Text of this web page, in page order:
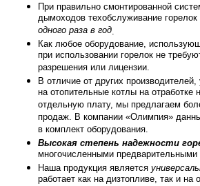
При правильно смонтированной
дымоходов техобслуживание горелок
одного раза в год
Как любое оборудование,
при использовании горелок не
разрешения или лицензии.
В отличие от других
на отопительные котлы на отработке
отдельную плату, мы предлагаем
продаж. В компании «Олимпия»
в комплект оборудования.
Высокая степень надежности
многочисленными предварительными
Наша продукция является
работает как на дизтопливе, так и на